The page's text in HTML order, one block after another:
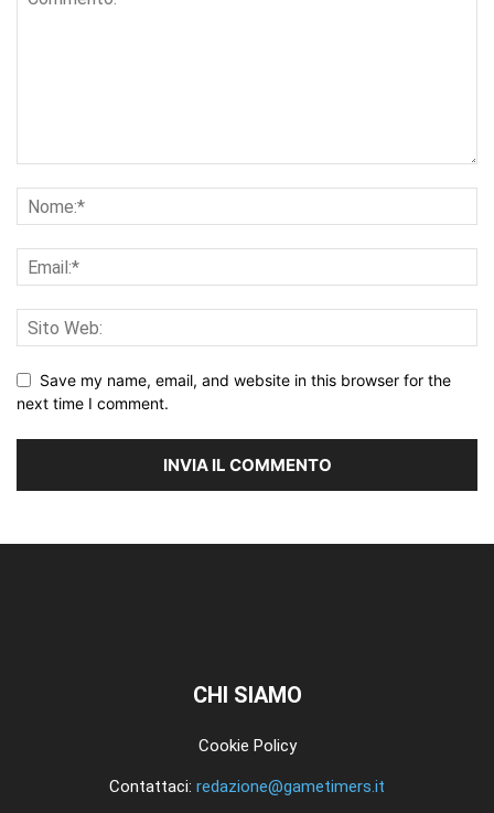
Save my name, email, and website in this browser for the
next time I comment.
CHI SIAMO
Cookie Policy
Contattaci: redazione@gametimers.it